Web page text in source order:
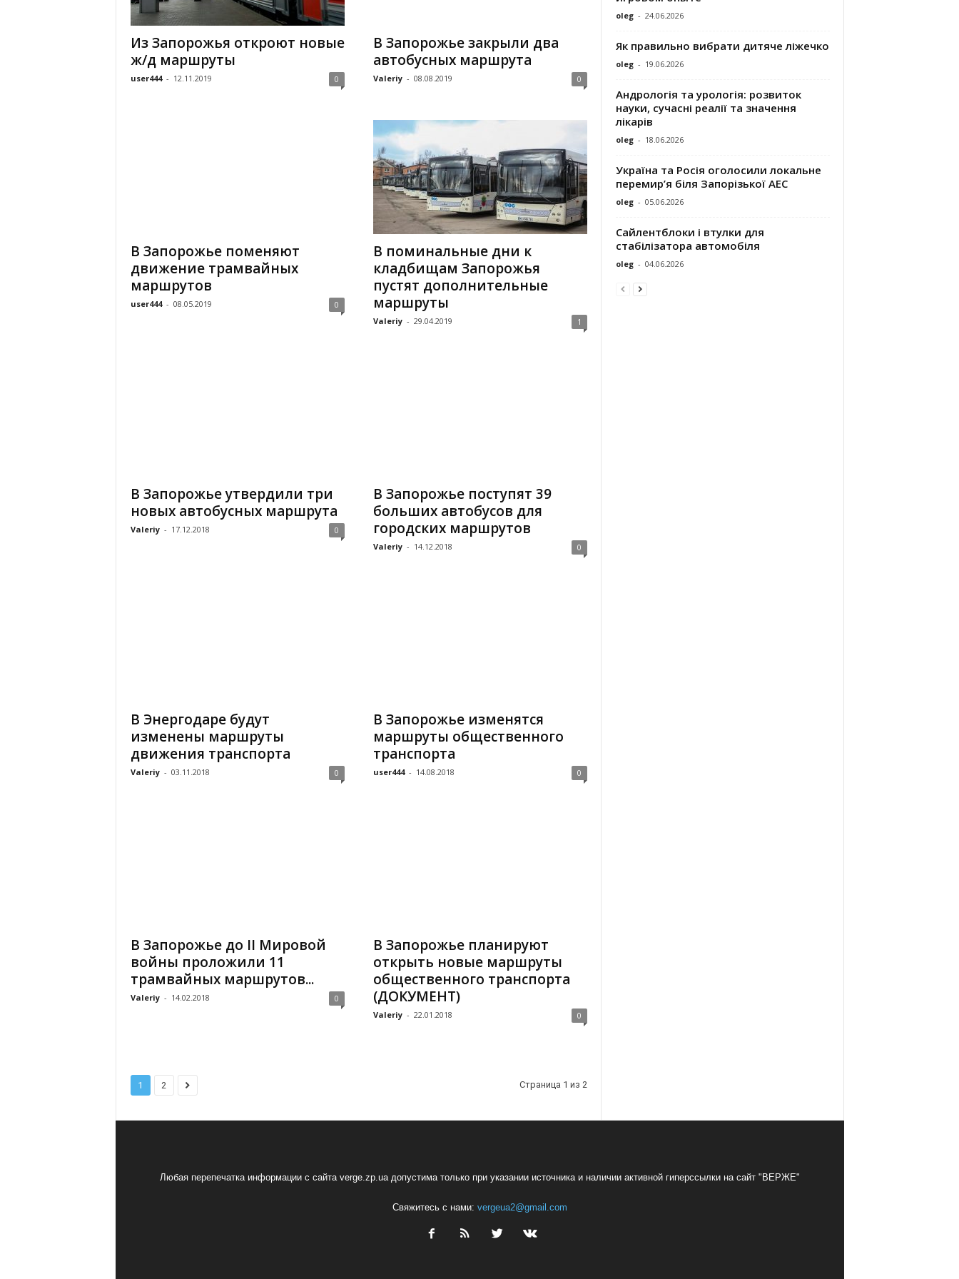
Из Запорожья откроют новые
ж/д маршруты
user444 - 12.11.2019 0
В Запорожье закрыли два
автобусных маршрута
Valeriy - 08.08.2019 0
В Запорожье поменяют
движение трамвайных
маршрутов
user444 - 08.05.2019 0
В поминальные дни к
кладбищам Запорожья
пустят дополнительные
маршруты
Valeriy - 29.04.2019 1
В Запорожье утвердили три
новых автобусных маршрута
Valeriy - 17.12.2018 0
В Запорожье поступят 39
больших автобусов для
городских маршрутов
Valeriy - 14.12.2018 0
В Энергодаре будут
изменены маршруты
движения транспорта
Valeriy - 03.11.2018 0
В Запорожье изменятся
маршруты общественного
транспорта
user444 - 14.08.2018 0
В Запорожье до ІІ Мировой
войны проложили 11
трамвайных маршрутов...
Valeriy - 14.02.2018 0
В Запорожье планируют
открыть новые маршруты
общественного транспорта
(ДОКУМЕНТ)
Valeriy - 22.01.2018 0
1 2 Страница 1 из 2
oleg - 24.06.2026
Як правильно вибрати дитяче ліжечко
oleg - 19.06.2026
Андрологія та урологія: розвиток
науки, сучасні реалії та значення
лікарів
oleg - 18.06.2026
Україна та Росія оголосили локальне
перемир’я біля Запорізької АЕС
oleg - 05.06.2026
Сайлентблоки і втулки для
стабілізатора автомобіля
oleg - 04.06.2026
Любая перепечатка информации с сайта verge.zp.ua допустима только при указании источника и наличии активной гиперссылки на сайт "ВЕРЖЕ"
Свяжитесь с нами: vergeua2@gmail.com